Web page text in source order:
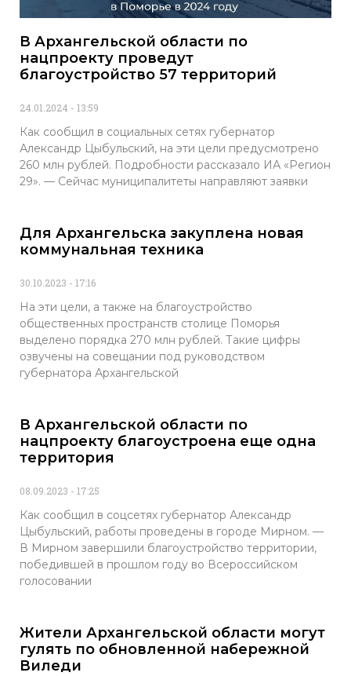
В Архангельской области по
нацпроекту проведут
благоустройство 57 территорий
24.01.2024 13:59
Как сообщил в социальных сетях губернатор
Александр Цыбульский, на эти цели предусмотрено
260 млн рублей. Подробности рассказало ИА «Регион
29». — Сейчас муниципалитеты направляют заявки
Для Архангельска закуплена новая
коммунальная техника
30.10.2023 17:16
На эти цели, а также на благоустройство
общественных пространств столице Поморья
выделено порядка 270 млн рублей. Такие цифры
озвучены на совещании под руководством
губернатора Архангельской
В Архангельской области по
нацпроекту благоустроена еще одна
территория
08.09.2023 17:25
Как сообщил в соцсетях губернатор Александр
Цыбульский, работы проведены в городе Мирном. —
В Мирном завершили благоустройство территории,
победившей в прошлом году во Всероссийском
голосовании
Жители Архангельской области могут
гулять по обновленной набережной
Виледи